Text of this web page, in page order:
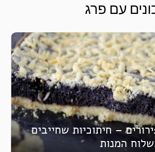
עם פרג
– חיתוכיות שחייבים
המנות